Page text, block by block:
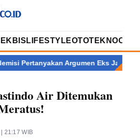
EKBIS LIFESTYLEOTOTEKNOOPINI
Pertanyakan Argumen Eks Jampidsus
Air Ditemukan
21:17 WIB